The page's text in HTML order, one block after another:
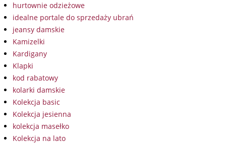
hurtownie odzieżowe
idealne portale do sprzedaży ubrań
jeansy damskie
Kamizelki
Kardigany
Klapki
kod rabatowy
kolarki damskie
Kolekcja basic
Kolekcja jesienna
kolekcja masełko
Kolekcja na lato